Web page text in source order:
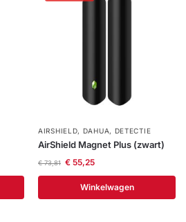
AIRSHIELD, DAHUA, DETECTIE
AirShield Magnet Plus (zwart)
€73,81 €55,25
Winkelwagen